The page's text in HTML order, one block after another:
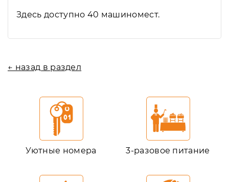
Здесь доступно 40 машиномест.
← назад в раздел
Уютные номера 3-разовое питание